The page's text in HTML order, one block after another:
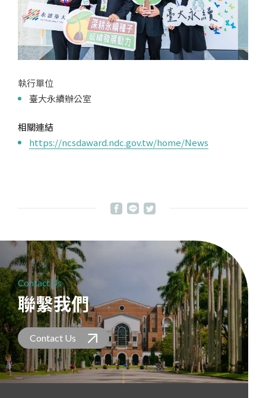
執行單位
臺大永續辦公室
相關連結
https://ncsdaward.ndc.gov.tw/home/News
Contact Us
聯繫我們
Contact Us